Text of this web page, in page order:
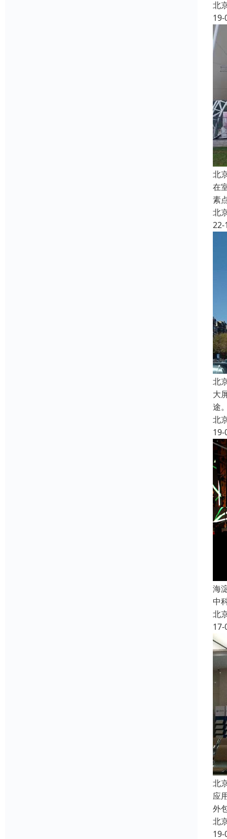
北
19-
北
在
素
北
22-
北
大
途
北
19-
海
中
北
17-
北
应
外
北
19-